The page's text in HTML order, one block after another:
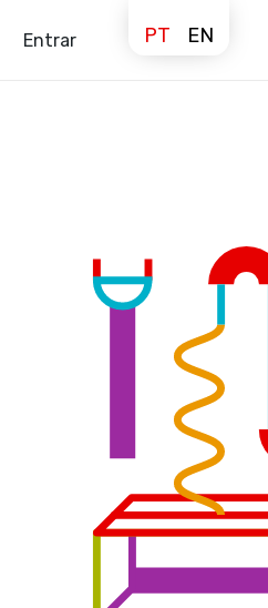
Entrar PT EN